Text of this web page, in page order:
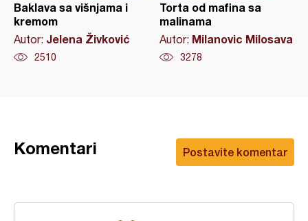
Baklava sa višnjama i
kremom
Autor: Jelena Živković
2510
Torta od mafina sa
malinama
Autor: Milanovic Milosava
3278
Postavite komentar
Komentari